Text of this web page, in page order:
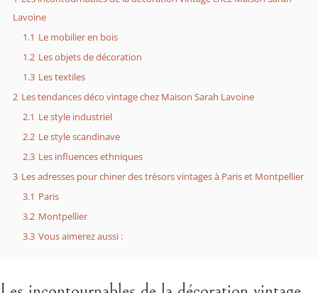
Lavoine
1.1 Le mobilier en bois
1.2 Les objets de décoration
1.3 Les textiles
2 Les tendances déco vintage chez Maison Sarah Lavoine
2.1 Le style industriel
2.2 Le style scandinave
2.3 Les influences ethniques
3 Les adresses pour chiner des trésors vintages à Paris et Montpellier
3.1 Paris
3.2 Montpellier
3.3 Vous aimerez aussi :